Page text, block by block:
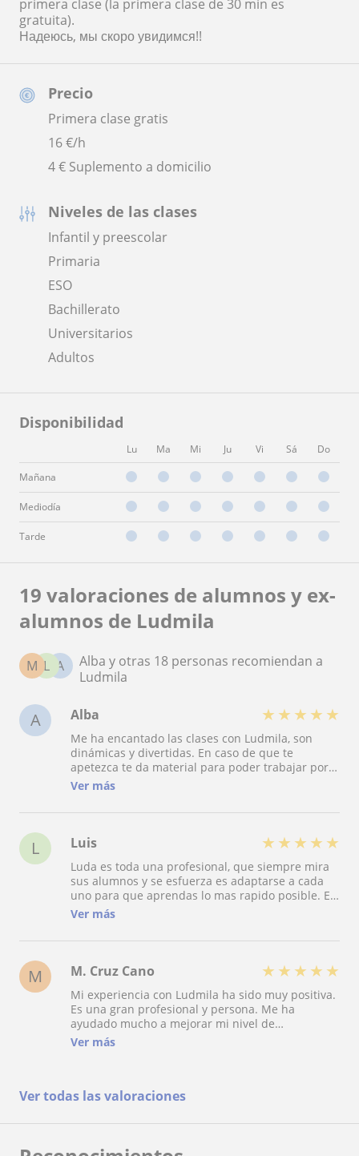
Precio
Primera clase gratis
16€/h
4 € Suplemento a domicilio
Niveles de las clases
Infantil y preescolar
Primaria
ESO
Bachillerato
Universitarios
Adultos
Disponibilidad
Lu Ma Mi Ju Vi Sá Do
Mañana
Mediodía
Tarde
primera clase (la primera clase de 30 min es
gratuita).
Надеюсь, мы скоро увидимся!!
19 valoraciones de alumnos y ex-
alumnos de Ludmila
A
L
M
Alba y otras 18 personas recomiendan a
Ludmila
A Alba ★ ★ ★ ★ ★
Me ha encantado las clases con Ludmila, son
dinámicas y divertidas. En caso de que te
apetezca te da material para poder trabajar por
tu cuenta, y en todo momento respeta tus ritmos,
placer las clases con ella, y espero más adelante
Ver más
L Luis ★ ★ ★ ★ ★
Luda es toda una profesional, que siempre mira
sus alumnos y se esfuerza es adaptarse a cada
uno para que aprendas lo mas rapido posible. Es
muy agradable y siempre disfruto mucho mis
Ver más
M M. Cruz Cano ★ ★ ★ ★ ★
Mi experiencia con Ludmila ha sido muy positiva.
Es una gran profesional y persona. Me ha
ayudado mucho a mejorar mi nivel de
convesación en inglés. Refuerza vocabulario y te
Ver más
Ver todas las valoraciones